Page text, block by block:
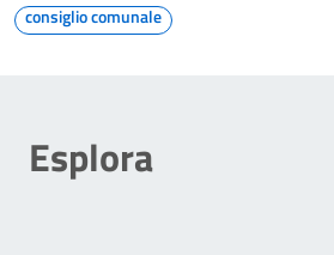
consiglio comunale
Esplora